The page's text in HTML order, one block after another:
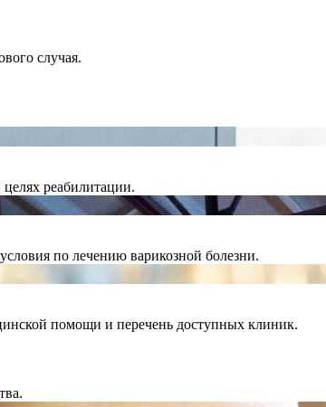
случая.
реабилитации.
по лечению варикозной болезни.
помощи и перечень доступных клиник.